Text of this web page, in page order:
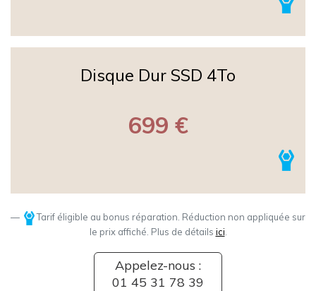
Disque Dur SSD 4To
699 €
Tarif éligible au bonus réparation. Réduction non appliquée sur
le prix affiché. Plus de détails ici
Appelez-nous :
01 45 31 78 39